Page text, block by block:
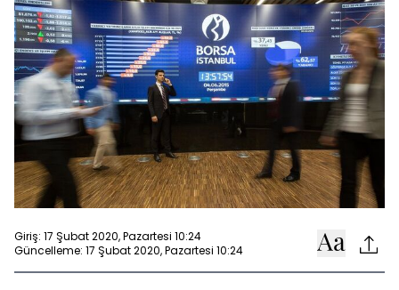
Giriş: 17 Şubat 2020, Pazartesi 10:24
Güncelleme: 17 Şubat 2020, Pazartesi 10:24